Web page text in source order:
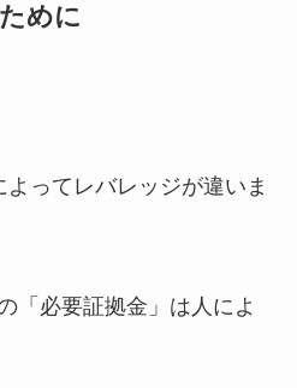
めに
ってレバレッジが違いま
「必要証拠金」は人によ